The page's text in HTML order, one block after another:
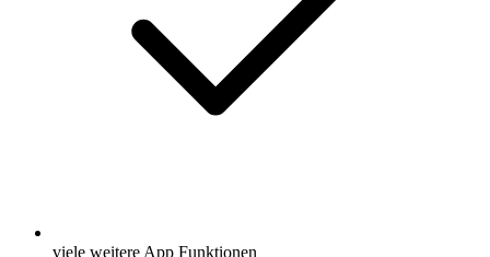
viele weitere App Funktionen